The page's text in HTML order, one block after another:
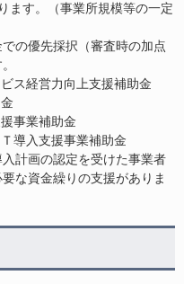
ます。（事業所規模等の一定
の優先採択（審査時の加点
ス経営力向上支援補助金
事業補助金
導入支援事業補助金
計画の認定を受けた事業者
な資金繰りの支援がありま